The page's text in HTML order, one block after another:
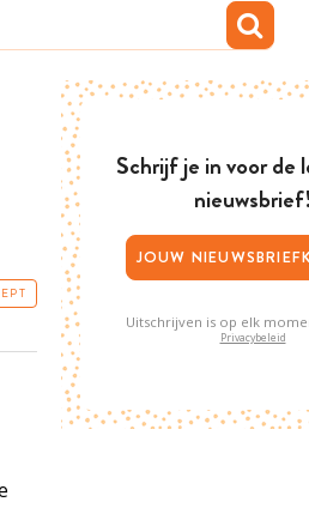
Schrijf je in voor de
nieuwsbrief!
Uitschrijven is op elk
Privacybeleid